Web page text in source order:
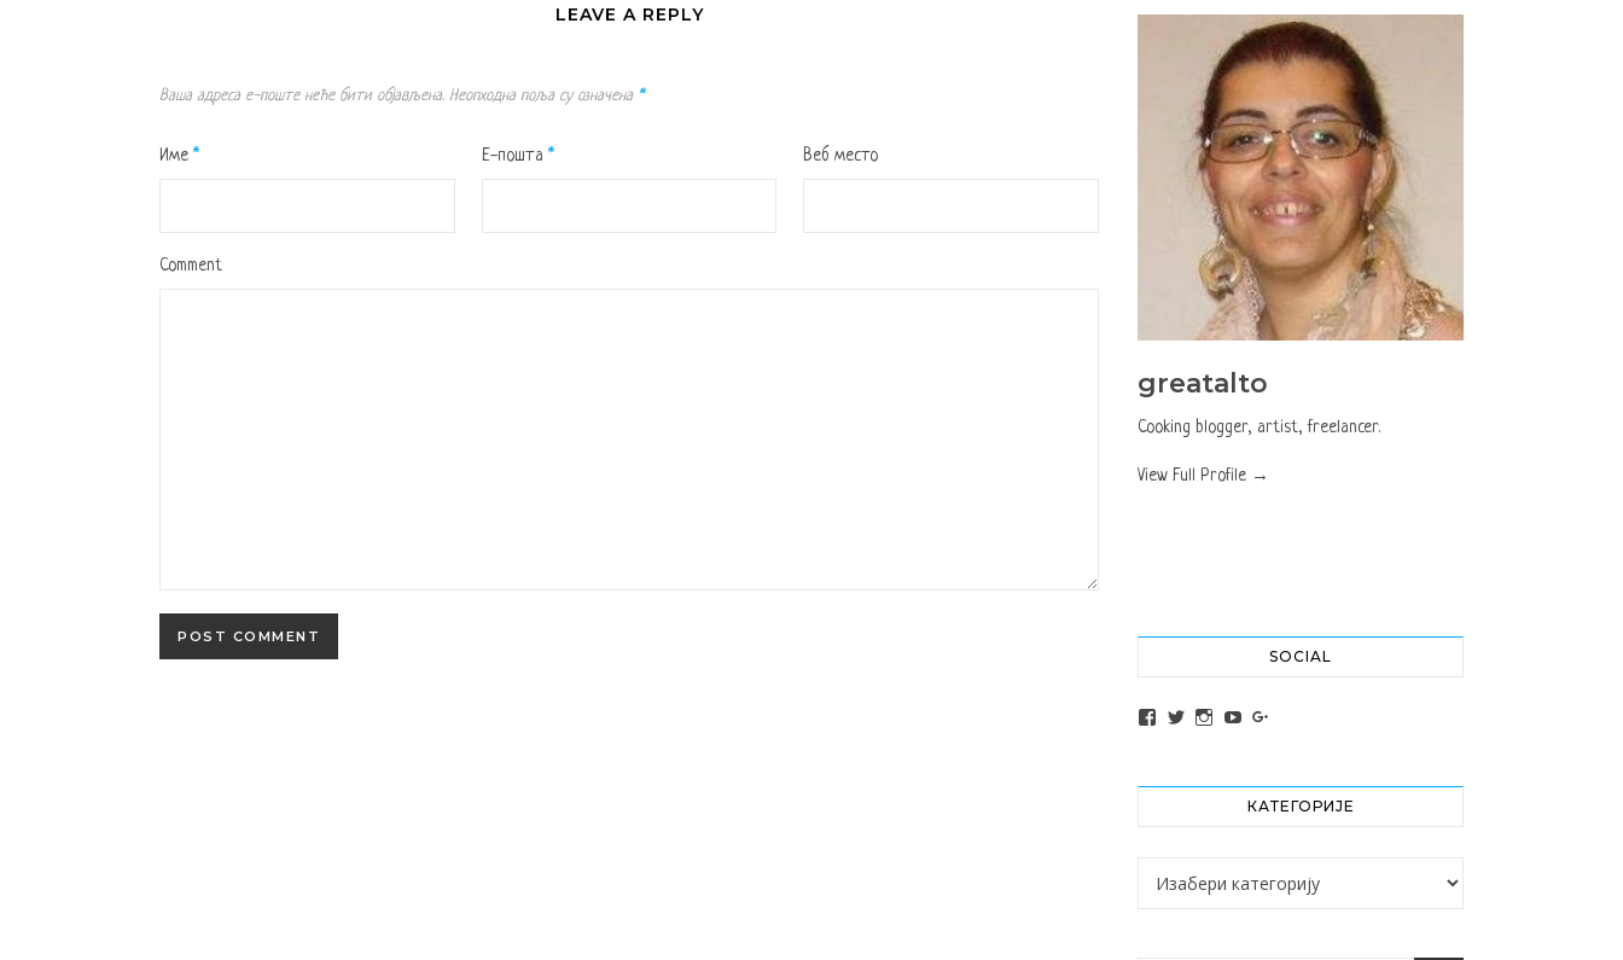
LEAVE A REPLY
Ваша адреса е-поште неће бити објављена. Неопходна поља су означена *
Име * Е-пошта * Веб место
Comment
greatalto
Cooking blogger, artist, freelancer.
View Full Profile →
SOCIAL
View altochef’s profile on Facebook
View jovancica73’s profile on Twitter
View jovancica73’s profile on Instagram
View jovancica73’s profile on YouTube
КАТЕГОРИЈЕ
Категорије